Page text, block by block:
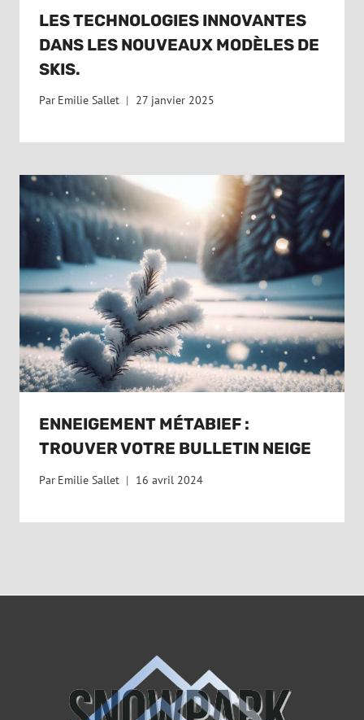
LES TECHNOLOGIES INNOVANTES
DANS LES NOUVEAUX MODÈLES DE
SKIS.
Par Emilie Sallet 27 janvier 2025
ENNEIGEMENT MÉTABIEF :
TROUVER VOTRE BULLETIN NEIGE
Par Emilie Sallet 16 avril 2024